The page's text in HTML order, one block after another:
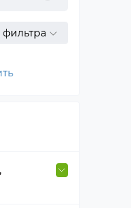
фильтра